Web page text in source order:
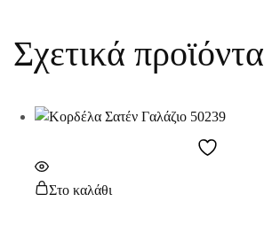
Σχετικά προϊόντα
Στο καλάθι